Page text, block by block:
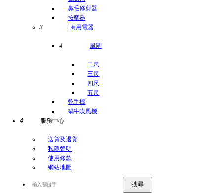
鼻毛修剪器
按摩器
3
商用電器
4 風閘
二尺
三尺
四尺
五尺
乾手機
蝸牛吹風機
4
服務中心
送貨及退貨
私隱聲明
使用條款
網站地圖